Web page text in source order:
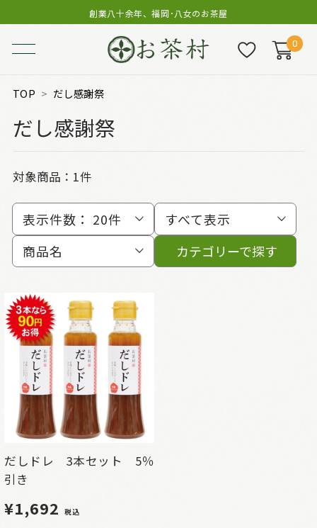
創業八十余年、福岡･八女のお茶屋
0
TOP だし感謝祭
だし感謝祭
対象商品： 1件
表示件数： 20件
すべて表示
商品名
カテゴリーで探す
だしドレ 3本セット 5％
引き
¥1,692 税込